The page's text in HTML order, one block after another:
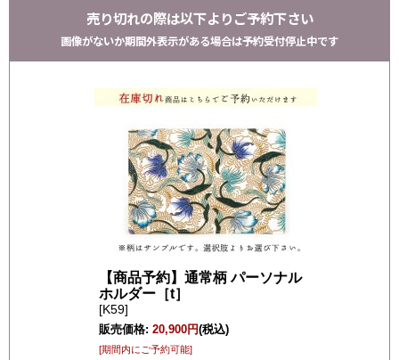
売り切れの際は以下よりご予約下さい
画像がないか期間外表示がある場合は予約受付停止中です